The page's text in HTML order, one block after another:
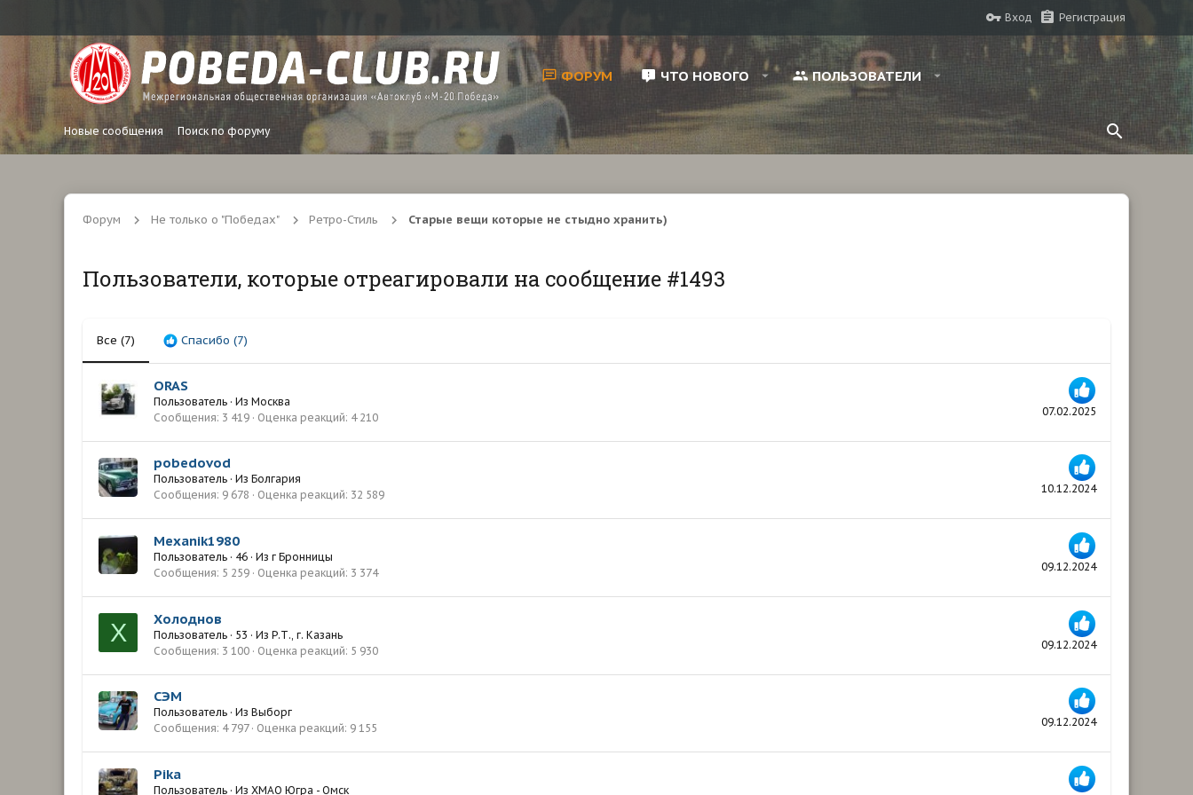
Вход Регистрация
ФОРУМ ЧТО НОВОГО ПОЛЬЗОВАТЕЛИ
Новые сообщения Поиск по форуму
Форум Не только о "Победах" Ретро-Стиль Старые вещи которые не стыдно хранить)
Пользователи, которые отреагировали на сообщение #1493
Все (7) Спасибо (7)
07.02.2025
ORAS
Пользователь · Из Москва
Сообщения 3 419 Оценка реакций 4 210
10.12.2024
pobedovod
Пользователь · Из Болгария
Сообщения 9 678 Оценка реакций 32 589
09.12.2024
Mexanik1980
Пользователь · 46 · Из г Бронницы
Сообщения 5 259 Оценка реакций 3 374
Х 09.12.2024
Холоднов
Пользователь · 53 · Из Р.Т., г. Казань
Сообщения 3 100 Оценка реакций 5 930
09.12.2024
СЭМ
Пользователь · Из Выборг
Сообщения 4 797 Оценка реакций 9 155
Pika
Пользователь · Из ХМАО Югра - Омск